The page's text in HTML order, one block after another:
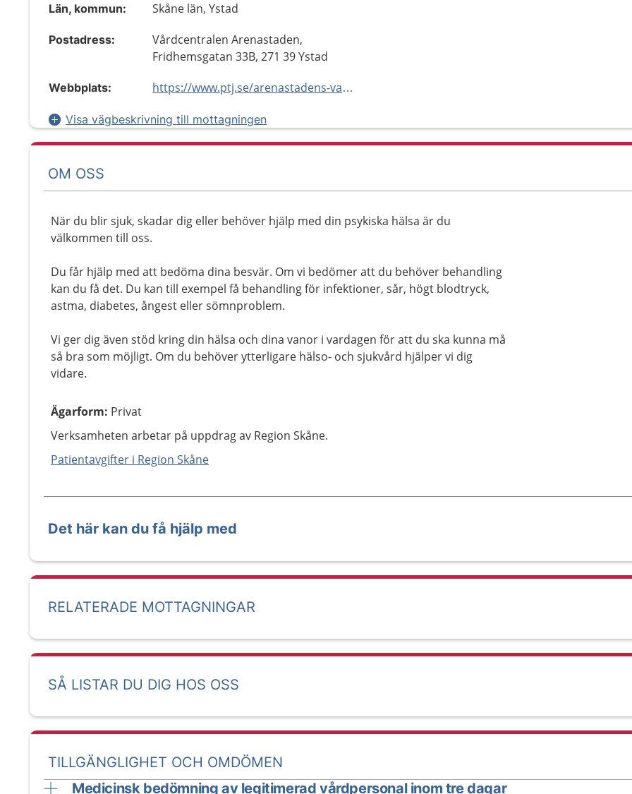
Län, kommun: Skåne län, Ystad
Postadress:
Vårdcentralen Arenastaden,
Fridhemsgatan 33B, 271 39 Ystad
Webbplats: https://www.ptj.se/arenastadens-vardcentral/
Visa vägbeskrivning till mottagningen
OM OSS
När du blir sjuk, skadar dig eller behöver hjälp med din psykiska hälsa är du
välkommen till oss.
Du får hjälp med att bedöma dina besvär. Om vi bedömer att du behöver behandling
kan du få det. Du kan till exempel få behandling för infektioner, sår, högt blodtryck,
astma, diabetes, ångest eller sömnproblem.
Vi ger dig även stöd kring din hälsa och dina vanor i vardagen för att du ska kunna må
så bra som möjligt. Om du behöver ytterligare hälso- och sjukvård hjälper vi dig
vidare.
Ägarform: Privat
Verksamheten arbetar på uppdrag av Region Skåne.
Patientavgifter i Region Skåne
Det här kan du få hjälp med
RELATERADE MOTTAGNINGAR
SÅ LISTAR DU DIG HOS OSS
TILLGÄNGLIGHET OCH OMDÖMEN
Medicinsk bedömning av legitimerad vårdpersonal inom tre dagar